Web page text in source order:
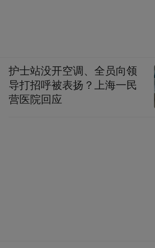
护士站没开空调、全员向领
导打招呼被表扬？上海一民
营医院回应